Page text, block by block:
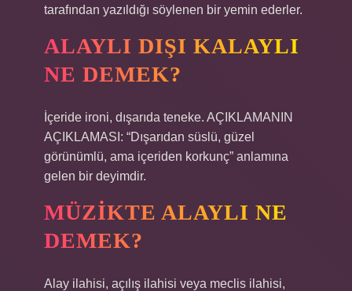
tarafından yazıldığı söylenen bir yemin ederler.
ALAYLI DIŞI KALAYLI
NE DEMEK?
İçeride ironi, dışarıda teneke. AÇIKLAMANIN
AÇIKLAMASI: “Dışarıdan süslü, güzel
görünümlü, ama içeriden korkunç” anlamına
gelen bir deyimdir.
MÜZIKTE ALAYLI NE
DEMEK?
Alay ilahisi, açılış ilahisi veya meclis ilahisi,